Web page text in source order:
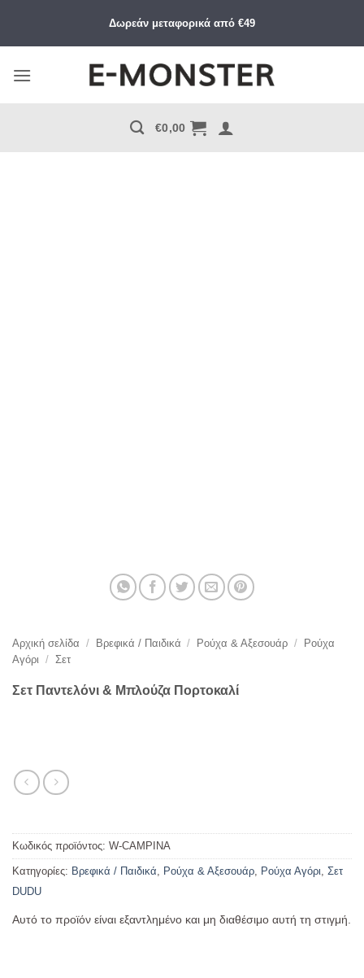
περιεχόμενο
Δωρεάν μεταφορικά από €49
€0,00
Αρχική σελίδα / Βρεφικά / Παιδικά / Ρούχα & Αξεσουάρ /
Ρούχα
Αγόρι / Σετ
Σετ Παντελόνι & Μπλούζα Πορτοκαλί
Κωδικός προϊόντος: W-CAMPINA
Κατηγορίες: Βρεφικά / Παιδικά Ρούχα & Αξεσουάρ Ρούχα Αγόρι Σετ
DUDU
Αυτό το προϊόν είναι εξαντλημένο και μη διαθέσιμο αυτή τη στιγμή.